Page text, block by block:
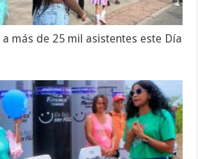
más de 25 mil asistentes este Día